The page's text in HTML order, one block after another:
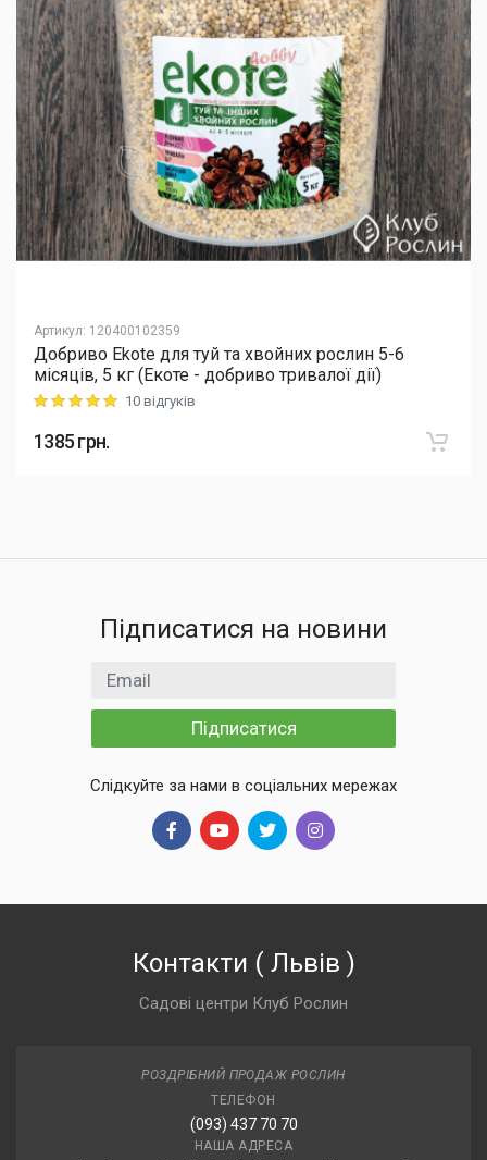
Артикул: 120400102359
Добриво Еkote для туй та хвойних рослин 5-6
місяців, 5 кг (Екоте - добриво тривалої дії)
Rating: 5 out of 510 відгуків
1385грн.
Підписатися на новини
Email
Підписатися
Слідкуйте за нами в соціальних мережах
Контакти ( Львів )
Садові центри Клуб Рослин
РОЗДРІБНИЙ ПРОДАЖ РОСЛИН
ТЕЛЕФОН
(093) 437 70 70
НАША АДРЕСА